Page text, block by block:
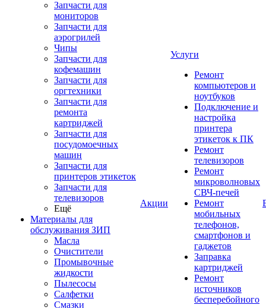
Запчасти для
мониторов
Запчасти для
аэрогрилей
Чипы
Запчасти для
кофемашин
Запчасти для
оргтехники
Запчасти для
ремонта
картриджей
Запчасти для
посудомоечных
машин
Запчасти для
принтеров этикеток
Запчасти для
телевизоров
Ещё
Материалы для
обслуживания ЗИП
Масла
Очистители
Промывочные
жидкости
Пылесосы
Салфетки
Смазки
Акции
Услуги
Ремонт
компьютеров и
ноутбуков
Подключение и
настройка
принтера
этикеток к ПК
Ремонт
телевизоров
Ремонт
микроволновых
СВЧ-печей
Ремонт
мобильных
телефонов,
смартфонов и
гаджетов
Заправка
картриджей
Ремонт
источников
бесперебойного